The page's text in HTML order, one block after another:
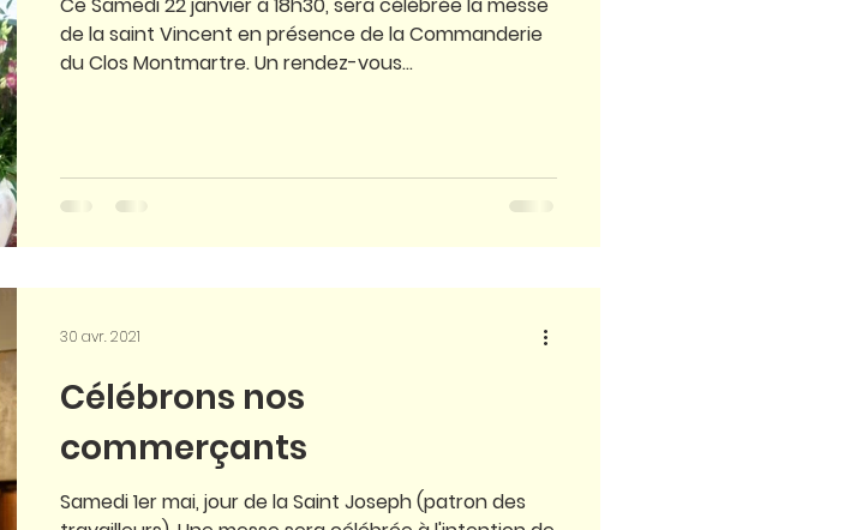
de la saint Vincent en présence de la Commanderie
du Clos Montmartre. Un rendez-vous...
Célébrons nos
commerçants
Samedi 1er mai, jour de la Saint Joseph (patron des
30 avr. 2021